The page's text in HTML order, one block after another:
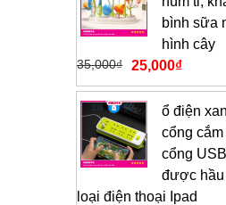
bình sữa
hình cây
35,000₫ 25,000₫
ổ điện
cổng
cổng
được hầu
loại điện thoại Ipad